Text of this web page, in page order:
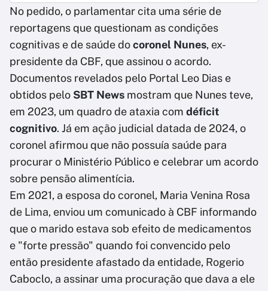
No pedido, o parlamentar cita uma série de
reportagens que questionam as condições
cognitivas e de saúde docoronel Nunes, ex-
presidente da CBF, que assinou o acordo.
Documentos revelados pelo Portal Leo Dias e
obtidos pelo SBT News mostram que Nunes teve,
em 2023, um quadro de ataxia com déficit
cognitivo. Já em ação judicial datada de 2024, o
coronel afirmou que não possuía saúde para
procurar o Ministério Público e celebrar um acordo
sobre pensão alimentícia.
Em 2021, a esposa do coronel, Maria Venina Rosa
de Lima, enviou um comunicado à CBF informando
que o marido estava sob efeito de medicamentos
e "forte pressão" quando foi convencido pelo
então presidente afastado da entidade, Rogerio
Caboclo, a assinar uma procuração que dava a ele